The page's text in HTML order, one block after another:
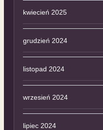
kwiecień 2025
grudzień 2024
listopad 2024
wrzesień 2024
lipiec 2024